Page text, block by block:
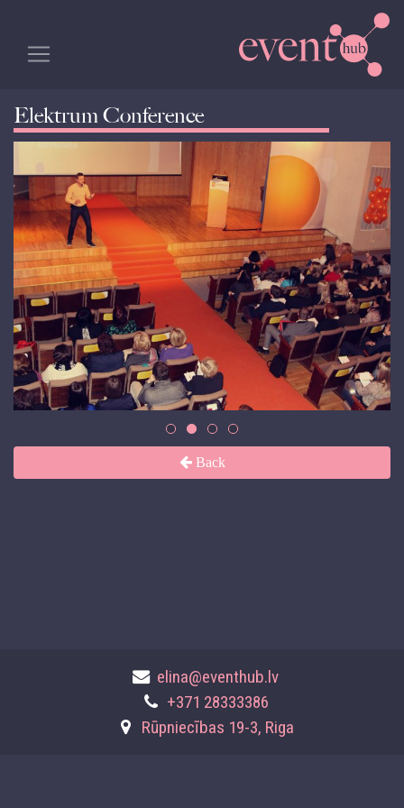
Elektrum Conference
Back
elina@eventhub.lv
+371 28333386
Rūpniecības 19-3, Riga